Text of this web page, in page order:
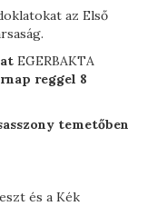
az Első
EGERBAKTA
reggel 8
temetőben
és a Kék